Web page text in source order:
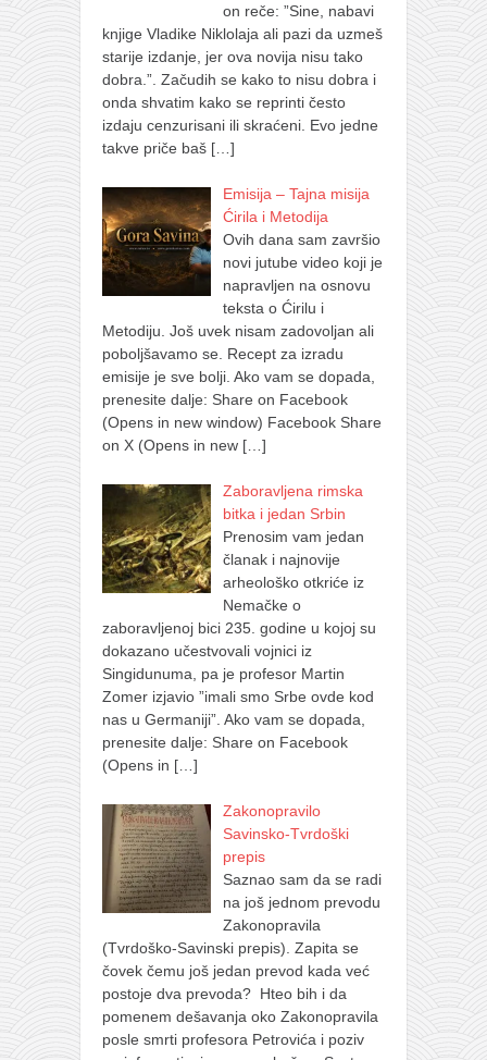
on reče: ”Sine, nabavi
knjige Vladike Niklolaja ali pazi da uzmeš
starije izdanje, jer ova novija nisu tako
dobra.”. Začudih se kako to nisu dobra i
onda shvatim kako se reprinti često
izdaju cenzurisani ili skraćeni. Evo jedne
takve priče baš […]
Emisija – Tajna misija
Ćirila i Metodija
Ovih dana sam završio
novi jutube video koji je
napravljen na osnovu
teksta o Ćirilu i
Metodiju. Još uvek nisam zadovoljan ali
poboljšavamo se. Recept za izradu
emisije je sve bolji. Ako vam se dopada,
prenesite dalje: Share on Facebook
(Opens in new window) Facebook Share
on X (Opens in new […]
Zaboravljena rimska
bitka i jedan Srbin
Prenosim vam jedan
članak i najnovije
arheološko otkriće iz
Nemačke o
zaboravljenoj bici 235. godine u kojoj su
dokazano učestvovali vojnici iz
Singidunuma, pa je profesor Martin
Zomer izjavio ”imali smo Srbe ovde kod
nas u Germaniji”. Ako vam se dopada,
prenesite dalje: Share on Facebook
(Opens in […]
Zakonopravilo
Savinsko-Tvrdoški
prepis
Saznao sam da se radi
na još jednom prevodu
Zakonopravila
(Tvrdoško-Savinski prepis). Zapita se
čovek čemu još jedan prevod kada već
postoje dva prevoda? Hteo bih i da
pomenem dešavanja oko Zakonopravila
posle smrti profesora Petrovića i poziv